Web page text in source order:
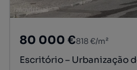
80 000 €818 €/m²
Escritório – Urbanização